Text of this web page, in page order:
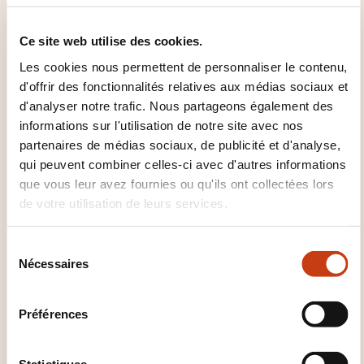
Ce site web utilise des cookies.
Les cookies nous permettent de personnaliser le contenu,
d'offrir des fonctionnalités relatives aux médias sociaux et
d'analyser notre trafic. Nous partageons également des
informations sur l'utilisation de notre site avec nos
partenaires de médias sociaux, de publicité et d'analyse,
qui peuvent combiner celles-ci avec d'autres informations
que vous leur avez fournies ou qu'ils ont collectées lors
de votre utilisation de leurs services.
Nécessaires
Préférences
Ces autres formations pourrait aussi vous
intéresser:
Langage ASP.NET Langage C
Langage C#
Langage C++
Langage CSS
Langage java
Python
Langage Ruby
Langage smalltalk
Langage SQL
Langage UML
Langage visual
basic
Langage Visual Basic .NET
Langage
XML
retourner à la